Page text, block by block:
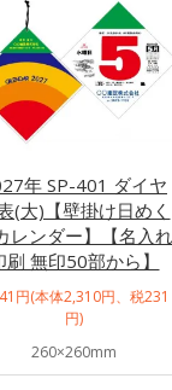
年 SP-401 ダイヤ
(大)【壁掛け日めく
レンダー】【名入れ
刷 無印50部から】
円(本体2,310円、税231
円)
260×260mm